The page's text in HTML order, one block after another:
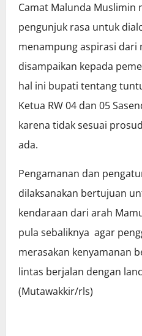
Camat Malunda Muslimin
pengunjuk rasa untuk
menampung aspirasi dari
disampaikan kepada
hal ini bupati tentang
Ketua RW 04 dan 05
karena tidak sesuai
ada.
Pengamanan dan
dilaksanakan bertujuan
kendaraan dari arah
pula sebaliknya agar
merasakan kenyamanan
lintas berjalan dengan
(Mutawakkir/rls)